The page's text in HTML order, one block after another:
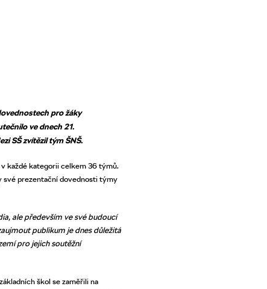
pro žáky
ve dnech 21.
SŠ zvítězil tým ŠNŠ.
každé kategorii celkem 36 týmů.
své prezentační dovednosti týmy
ale především ve své budoucí
publikum je dnes důležitá
pro jejich soutěžní
škol se zaměřili na